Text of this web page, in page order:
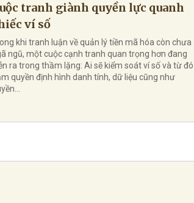
tranh giành quyền lực quanh
ví số
khi tranh luận về quản lý tiền mã hóa còn chưa
ngũ, một cuộc cạnh tranh quan trọng hơn đang
ra trong thầm lặng: Ai sẽ kiểm soát ví số và từ đó
quyền định hình danh tính, dữ liệu cũng như